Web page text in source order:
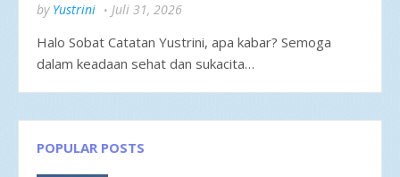
by Yustrini Juli 31, 2026
Halo Sobat Catatan Yustrini, apa kabar? Semoga
dalam keadaan sehat dan sukacita…
POPULAR POSTS